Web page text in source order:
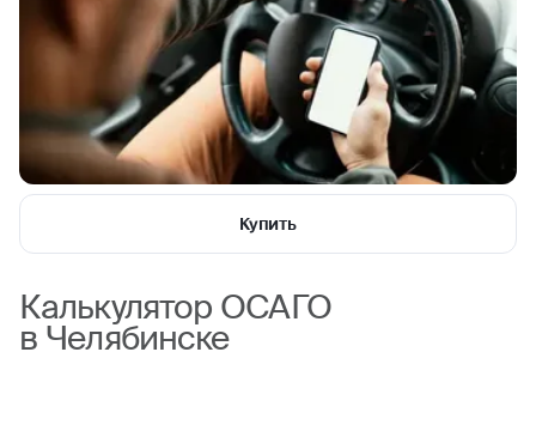
Купить
Калькулятор ОСАГО
в Челябинске